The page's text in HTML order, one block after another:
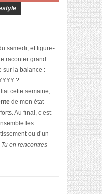
samedi, et figure-
raconter grand
sur la balance :
?
cette semaine,
de mon état
Au final, c’est
les
ou d’un
Tu en rencontres